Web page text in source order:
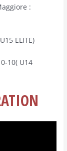
:
ELITE)
10( U14